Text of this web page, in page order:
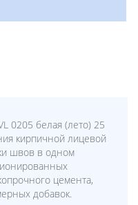
0205 белая (лето) 25
кирпичной лицевой
швов в одном
цемента,
добавок.